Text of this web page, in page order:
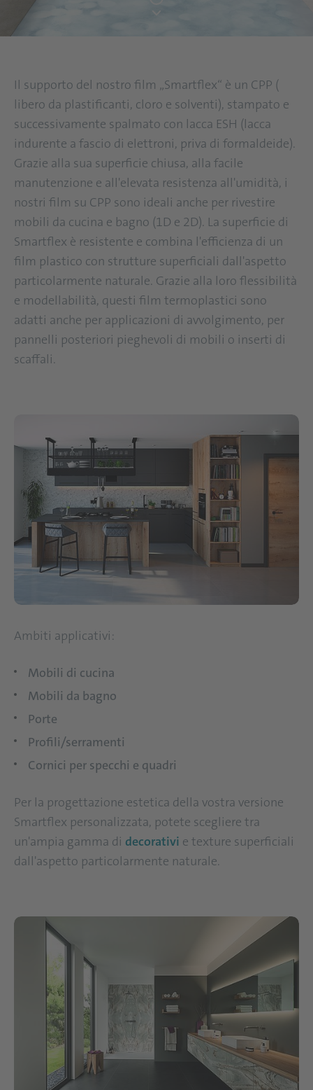
Il supporto del nostro film „Smartflex“ è un CPP (
libero da plastificanti, cloro e solventi), stampato e
successivamente spalmato con lacca ESH (lacca
indurente a fascio di elettroni, priva di formaldeide).
Grazie alla sua superficie chiusa, alla facile
manutenzione e all'elevata resistenza all'umidità, i
nostri film su CPP sono ideali anche per rivestire
mobili da cucina e bagno (1D e 2D). La superficie di
Smartflex è resistente e combina l'efficienza di un
film plastico con strutture superficiali dall'aspetto
particolarmente naturale. Grazie alla loro flessibilità
e modellabilità, questi film termoplastici sono
adatti anche per applicazioni di avvolgimento, per
pannelli posteriori pieghevoli di mobili o inserti di
scaffali.
Ambiti applicativi:
Mobili di cucina
Mobili da bagno
Porte
Profili/serramenti
Cornici per specchi e quadri
Per la progettazione estetica della vostra versione
Smartflex personalizzata, potete scegliere tra
un'ampia gamma di decorativi e texture superficiali
dall'aspetto particolarmente naturale.